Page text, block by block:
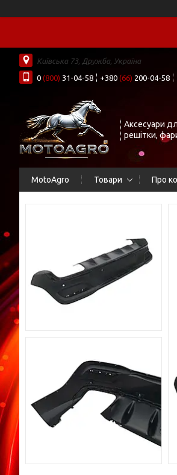
Київська 73, Дружба, Україна
0 (800) 31-04-58 +380 (66) 200-04-58
Аксесуари
решітки,
MotoAgro Товари Про